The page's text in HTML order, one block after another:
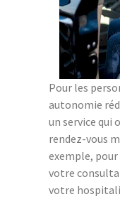
Pour les
autonomie
un service qui
rendez-vous
exemple, pour
votre
votre